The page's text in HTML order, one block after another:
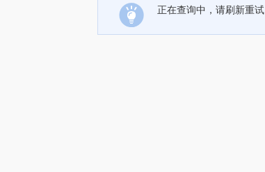
正在查询中，请刷新重试